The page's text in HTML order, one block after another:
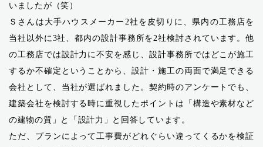
いましたが（笑）
Ｓさんは大手ハウスメーカー2社を皮切りに、県内の工務店を
当社以外に3社、都内の設計事務所を2社検討されています。他
の工務店では設計力に不安を感じ、設計事務所ではどこが施工
するか不確定ということから、設計・施工の両面で満足できる
会社として、当社が選ばれました。契約時のアンケートでも、
建築会社を検討する時に重視したポイントは「構造や素材など
の建物の質」と「設計力」と回答しています。
ただ、プランによって工事費がどれぐらい違ってくるかを検証